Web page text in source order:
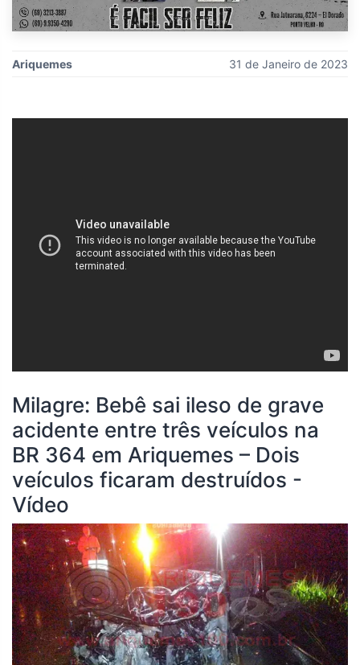
Ariquemes 31 de Janeiro de 2023
Milagre: Bebê sai ileso de grave
acidente entre três veículos na
BR 364 em Ariquemes – Dois
veículos ficaram destruídos -
Vídeo